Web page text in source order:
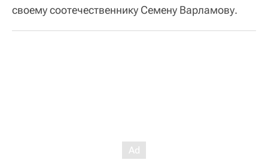
своему соотечественнику Семену Варламову.